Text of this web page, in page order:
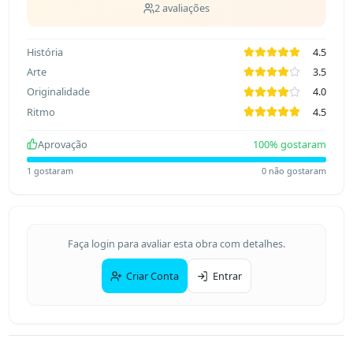
2avaliações
História
4.5
Arte
3.5
Originalidade
4.0
Ritmo
4.5
Aprovação 100% gostaram
1 gostaram 0 não gostaram
Faça login para avaliar esta obra com detalhes.
Criar Conta Entrar